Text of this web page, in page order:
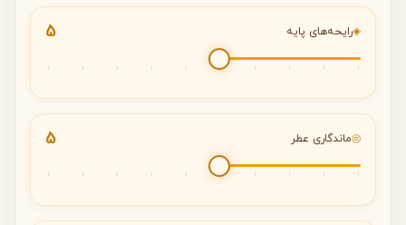
◈رایحه‌های پایه 5
◎ماندگاری عطر 5